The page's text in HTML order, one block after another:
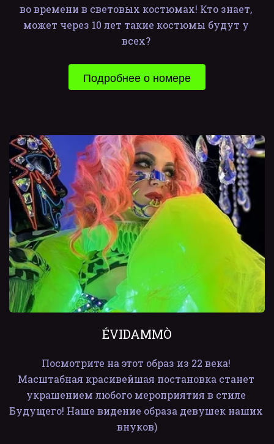
во времени в световых костюмах! Кто знает,
может через 10 лет такие костюмы будут у
всех?
Подробнее о номере
ÉVIDAMMÒ
Посмотрите на этот образ из 22 века!
Масштабная красивейшая постановка станет
украшением любого мероприятия в стиле
Будущего! Наше видение образа девушек наших
внуков)